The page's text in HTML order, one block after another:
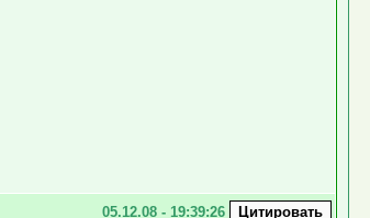
05.12.08 - 19:39:26